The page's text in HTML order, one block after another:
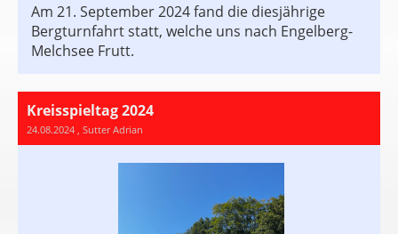
Am 21. September 2024 fand die diesjährige
Bergturnfahrt statt, welche uns nach Engelberg-
Melchsee Frutt.
Kreisspieltag 2024
24.08.2024 , Sutter Adrian